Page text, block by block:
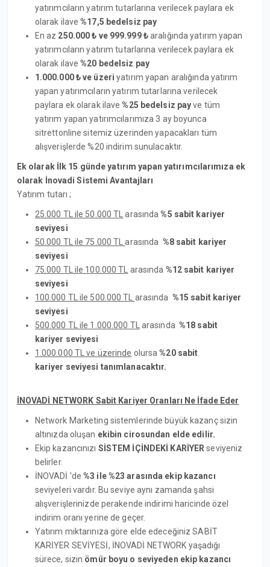
yatırımcıların yatırım tutarlarına verilecek paylara ek
olarak ilave%17,5 bedelsiz pay
En az 250.000 ₺ ve 999.999 ₺aralığında yatırım yapan
yatırımcıların yatırım tutarlarına verilecek paylara ek
olarak ilave%20 bedelsiz pay
1.000.000 ₺ ve üzeri yatırım yapan aralığında yatırım
yapan yatırımcıların yatırım tutarlarına verilecek
paylara ek olarak ilave%25 bedelsiz payve tüm
yatırım yapan yatırımcılarımıza 3 ay boyunca
sitrettonline sitemiz üzerinden yapacakları tüm
alışverişlerde %20 indirim sunulacaktır.
Ek olarak İlk 15 günde yatırım yapan yatırımcılarımıza ek
olarak İnovadi Sistemi Avantajları
Yatırım tutarı ;
25.000 TL ile 50.000 TL arasında%5 sabit kariyer
seviyesi
50.000 TL ile 75.000 TLarasında %8 sabit kariyer
seviyesi
75.000 TL ile 100.000 TL arasında %12 sabit kariyer
seviyesi
100.000 TL ile 500.000 TL arasında %15 sabit kariyer
seviyesi
500.000 TL ile 1.000.000 TL arasında %18 sabit
kariyer seviyesi
1.000.000 TL ve üzerinde olursa%20 sabit
kariyer seviyesi tanımlanacaktır.
İNOVADİ NETWORK Sabit Kariyer Oranları Ne İfade Eder
Network Marketing sistemlerinde büyük kazanç sizin
altınızda oluşan ekibin cirosundan elde edilir.
Ekip kazancınızı SİSTEM İÇİNDEKİ KARİYER seviyeniz
belirler.
İNOVADİ 'de%3 ile %23 arasında ekip kazancı
seviyeleri vardır. Bu seviye aynı zamanda şahsi
alışverişlerinizde perakende indirimi haricinde özel
indirim oranı yerine de geçer.
Yatırım miktarınıza göre elde edeceğiniz SABİT
KARİYER SEVİYESİ, İNOVADİ NETWORK yaşadığı
sürece, sizin ömür boyu o seviyeden ekip kazancı